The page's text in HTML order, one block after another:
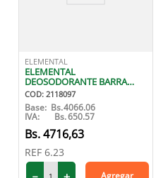
ELEMENTAL
ELEMENTAL
DEOSODORANTE BARRA
FEMENINO 50 GR
COD: 2118097
Base: Bs.4066.06
IVA: Bs.650.57
4716,63
REF 6.23
Agregar